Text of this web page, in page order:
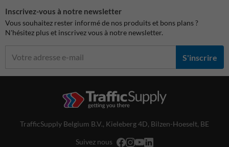
Inscrivez-vous à notre newsletter
Vous souhaitez rester informé de nos produits et bons plans ?
N'hésitez plus et inscrivez vous à notre newsletter.
S'inscrire
TrafficSupply Belgium B.V., Kieleberg 4D, Bilzen-Hoeselt, BE
Suivez nous